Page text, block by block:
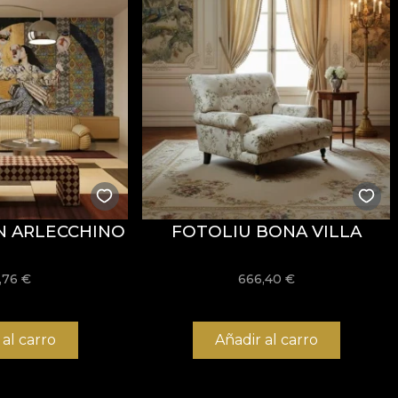
REACH
la uzură, având60.000 rubsla testul de
la testul de inflamabilitate tip țigară.
fără înălbire, fără stoarcere prin răsucire, fără
ARLECCHINO
€
carro
FOTOLIU BONA VILLA
666,40 €
Añadir al carro